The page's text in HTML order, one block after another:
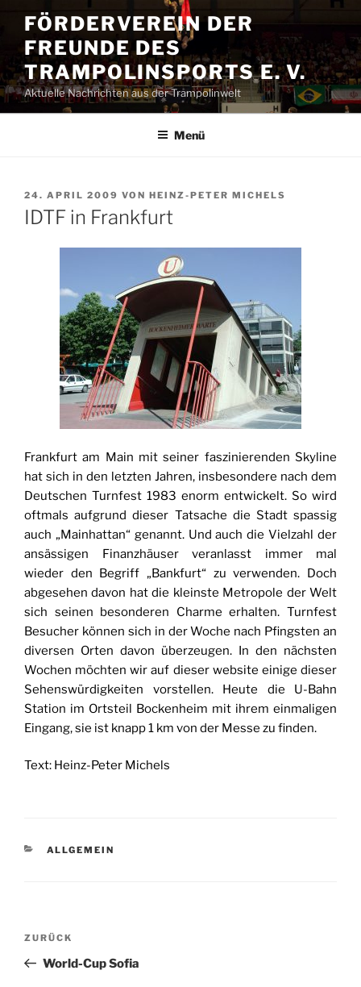
Inhalt
springen
FÖRDERVEREIN DER
FREUNDE DES
TRAMPOLINSPORTS E. V.
Aktuelle Nachrichten aus der Trampolinwelt
Menü
VERÖFFENTLICHT
AM
24. APRIL 2009 VON HEINZ-PETER MICHELS
IDTF in Frankfurt
Frankfurt am Main mit seiner faszinierenden Skyline
hat sich in den letzten Jahren, insbesondere nach dem
Deutschen Turnfest 1983 enorm entwickelt. So wird
oftmals aufgrund dieser Tatsache die Stadt spassig
auch „Mainhattan“ genannt. Und auch die Vielzahl der
ansässigen Finanzhäuser veranlasst immer mal
wieder den Begriff „Bankfurt“ zu verwenden. Doch
abgesehen davon hat die kleinste Metropole der Welt
sich seinen besonderen Charme erhalten. Turnfest
Besucher können sich in der Woche nach Pfingsten an
diversen Orten davon überzeugen. In den nächsten
Wochen möchten wir auf dieser website einige dieser
Sehenswürdigkeiten vorstellen. Heute die U-Bahn
Station im Ortsteil Bockenheim mit ihrem einmaligen
Eingang, sie ist knapp 1 km von der Messe zu finden.
Text: Heinz-Peter Michels
KATEGORIEN
ALLGEMEIN
Beitragsnavigation
Vorheriger
Beitrag
ZURÜCK
World-Cup Sofia